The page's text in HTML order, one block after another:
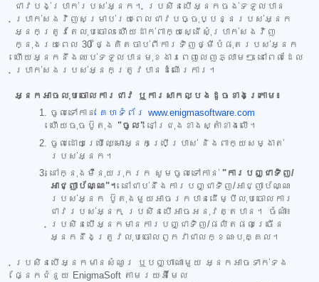
ជាវបង់ប្រាក់របស់អ្នក។ ប្រសិនបើអ្នកចង់ទទួលបាន
ប្រាក់សងវិញសម្រាប់រយៈពេលជាវបច្ចុប្បន្នរបស់អ្នក
អ្នកត្រូវតែលុបចោល ហើយដាក់ពាក្យស្នើសុំប្រាក់សងវិញ
ក្នុងរយៈពេល 30 ថ្ងៃគិតចាប់ពីការទិញថ្មីបំផុតរបស់អ្នក
ហើយអ្នកនឹងឈប់ទទួលបានមុខងារពេញលេញភ្លាមៗ នៅពេលដែល
ប្រាក់សងរបស់អ្នកត្រូវបានដំណើរការ។
អ្នកអាចលុបចោលការជាវ ឬការសាកល្បងដូចខាងក្រោម៖
ចូលទៅកាន់ គេហទំព័រ www.enigmasoftware.com
ហើយចុចប៊ូតុង "ចូល" នៅជ្រុងខាងស្តាំខាងលើ។
ចូលដោយប្រើឈ្មោះអ្នកប្រើប្រាស់ និងពាក្យសម្ងាត់
របស់អ្នក។
នៅក្នុងម៉ឺនុយរុករក សូមចូលទៅកាន់ "ការបញ្ជាទិញ/
អាជ្ញាប័ណ្ណ"។ នៅជាប់នឹងការបញ្ជាទិញ/អាជ្ញាប័ណ្ណ
របស់អ្នក ប៊ូតុងមួយអាចរកបានដើម្បីលុបចោលការ
ជាវរបស់អ្នក ប្រសិនបើអាចអនុវត្តបាន។ ចំណាំ៖
ប្រសិនបើអ្នកមានការបញ្ជាទិញ/ផលិតផលច្រើន
អ្នកនឹងត្រូវលុបចោលពួកវាជាលក្ខណៈបុគ្គល។
ប្រសិនបើអ្នកមានសំណួរ ឬបញ្ហាណាមួយ អ្នកអាចទាក់ទង
ផ្នែកជំនួយ EnigmaSoft តាមរយៈអ៊ីមែល